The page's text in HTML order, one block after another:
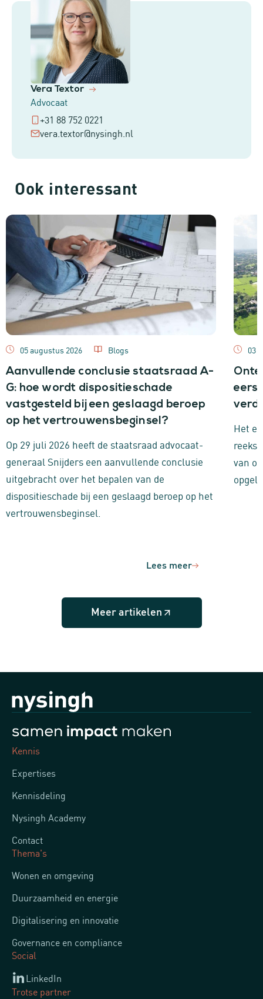
Vera Textor
Advocaat
+31 88 752 0221
vera.textor@nysingh.nl
Ook interessant
05 augustus 2026
Blogs
Aanvullende conclusie staatsraad A-
G: hoe wordt dispositieschade
vastgesteld bij een geslaagd beroep
op het vertrouwensbeginsel?
Op 29 juli 2026 heeft de staatsraad advocaat-
generaal Snijders een aanvullende conclusie
uitgebracht over het bepalen van de
dispositieschade bij een geslaagd beroep op het
vertrouwensbeginsel.
Lees meer
03
Het
reeks
van
Meer artikelen
Kennis
Expertises
Kennisdeling
Nysingh Academy
Contact
Thema's
Wonen en omgeving
Duurzaamheid en energie
Digitalisering en innovatie
Governance en compliance
Social
LinkedIn
Trotse partner